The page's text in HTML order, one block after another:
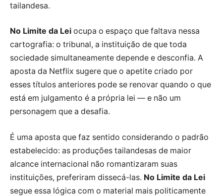
tailandesa.
No Limite da Lei ocupa o espaço que faltava nessa
cartografia: o tribunal, a instituição de que toda
sociedade simultaneamente depende e desconfia. A
aposta da Netflix sugere que o apetite criado por
esses títulos anteriores pode se renovar quando o que
está em julgamento é a própria lei — e não um
personagem que a desafia.
É uma aposta que faz sentido considerando o padrão
estabelecido: as produções tailandesas de maior
alcance internacional não romantizaram suas
instituições, preferiram dissecá-las. No Limite da Lei
segue essa lógica com o material mais politicamente